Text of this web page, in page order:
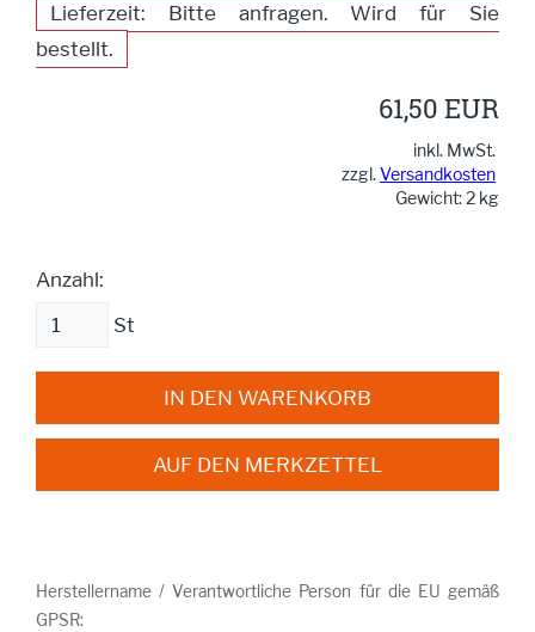
Lieferzeit: Bitte anfragen. Wird für Sie
bestellt.
61,50 EUR
inkl. MwSt.
zzgl.Versandkosten
Gewicht: 2 kg
Anzahl:
St
IN DEN WARENKORB
AUF DEN MERKZETTEL
Herstellername / Verantwortliche Person für die EU gemäß
GPSR: